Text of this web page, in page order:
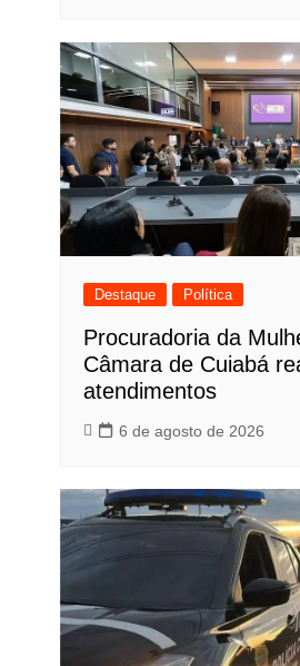
Destaque Política
Procuradoria da
Câmara de Cuiabá
atendimentos
6 de agosto de 2026